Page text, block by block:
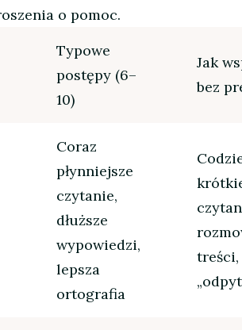
o pomoc.
Typowe
postępy (6–
10)
Jak
bez
Coraz
płynniejsze
czytanie,
dłuższe
wypowiedzi,
lepsza
ortografia
treści,